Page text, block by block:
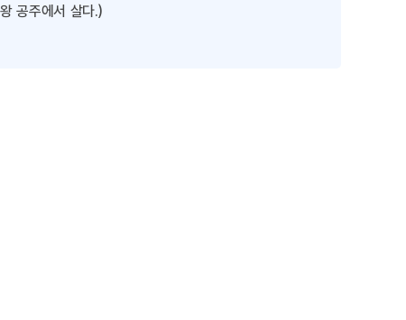
공주에서 살다.)